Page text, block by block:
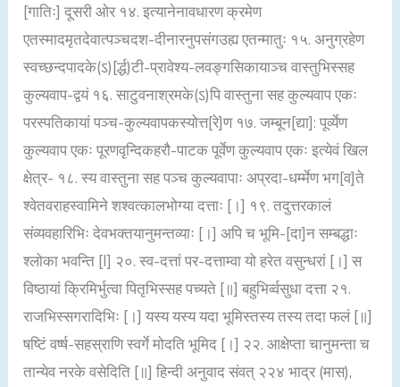
[गातिः] दूसरी ओर १४. इत्यानेनावधारण क्रमेण
एतस्मादमृतदेवात्पञ्चदश-दीनारनुपसंगउह्य एतन्मातुः १५. अनुग्रहेण
स्वच्छन्दपादके(ऽ)[र्द्ध)टी-प्रावेश्य-लवङ्गसिकायाञ्च वास्तुभिस्सह
कुल्यवाप-द्वयं १६. साटुवनाश्रमके(ऽ)पि वास्तुना सह कुल्यवाप एकः
परस्पतिकायां पञ्च-कुल्यवापकस्योत्त[रे]ण १७. जम्बून[द्या]: पूर्व्येण
कुल्यवाप एकः पूरणवृन्दिकहरौ-पाटक पूर्वेण कुल्यवाप एकः इत्येवं खिल
क्षेत्र- १८. स्य वास्तुना सह पञ्च कुल्यवापाः अप्रदा-धर्म्मेण भग[व]ते
श्वेतवराहस्वामिने शश्वत्कालभोग्या दत्ताः [।] १९. तदुत्तरकालं
संव्यवहारिभिः देवभक्तयानुमन्तव्याः [।] अपि च भूमि-[दा]न सम्बद्धाः
श्लोका भवन्ति [I] २०. स्व-दत्तां पर-दत्ताम्वा यो हरेत वसुन्धरां [।] स
विष्ठायां क्रिमिर्भुत्वा पितृभिस्सह पच्यते [॥] बहुभिर्व्वसुधा दत्ता २१.
राजभिस्सगरादिभिः [।] यस्य यस्य यदा भूमिस्तस्य तस्य तदा फलं [॥]
षष्टिं वर्ष्ष-सहस्राणि स्वर्गे मोदति भूमिद [।] २२. आक्षेप्ता चानुमन्ता च
तान्येव नरके वसेदिति [॥] हिन्दी अनुवाद संवत् २२४ भाद्र (मास),